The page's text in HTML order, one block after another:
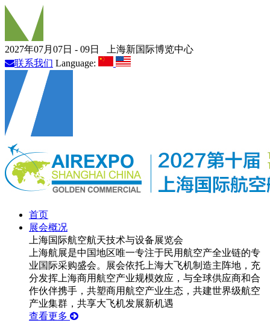
2027年07月07日 - 09日
上海新国际博览中心
联系我们 Language:
首页
展会概况
上海国际航空航天技术与设备展览会
上海航展是中国地区唯一专注于民用航空产全业链的专
业国际采购盛会。展会依托上海大飞机制造主阵地，充
分发挥上海商用航空产业规模效应，与全球供应商和合
作伙伴携手，共塑商用航空产业生态，共建世界级航空
产业集群，共享大飞机发展新机遇
查看更多